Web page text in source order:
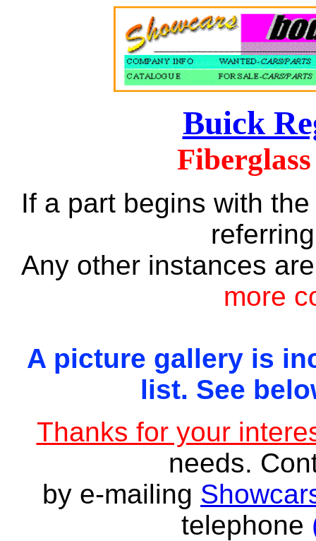
Buick
If a part begins with
Any other instances
more
A picture gallery is
list. See
Thanks for your
needs.
by e-mailing
telephone